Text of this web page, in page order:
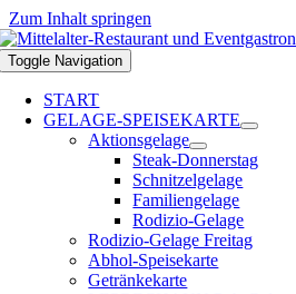
Zum Inhalt springen
Toggle Navigation
START
GELAGE-SPEISEKARTE
Aktionsgelage
Steak-Donnerstag
Schnitzelgelage
Familiengelage
Rodizio-Gelage
Rodizio-Gelage Freitag
Abhol-Speisekarte
Getränkekarte